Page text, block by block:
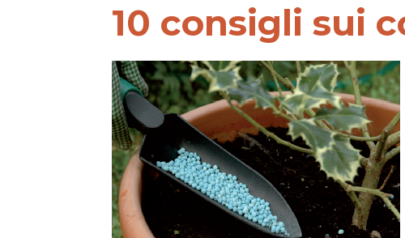
10 consigli sui